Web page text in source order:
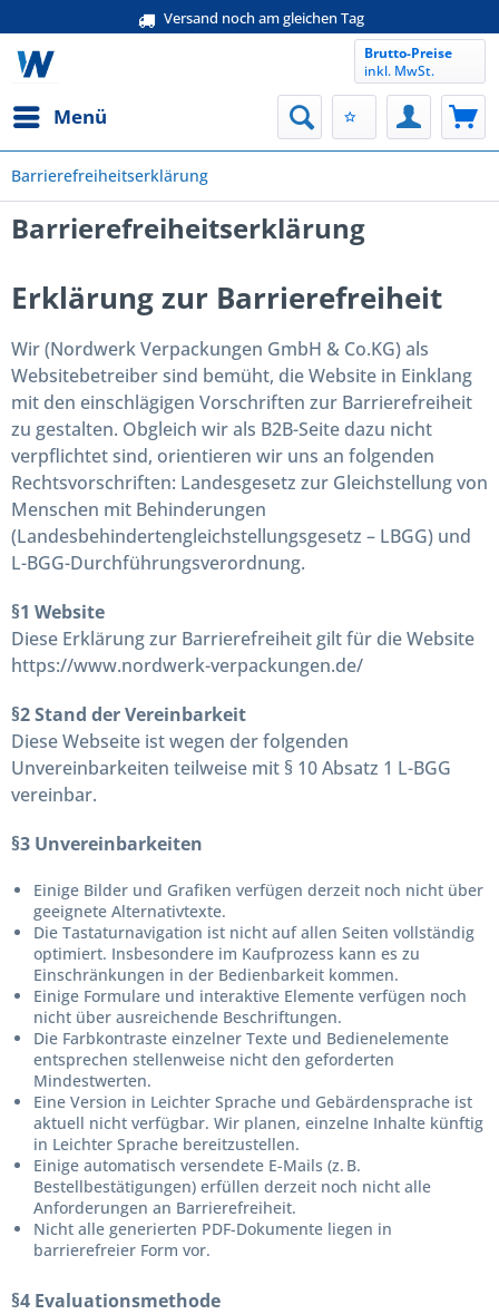
Versand noch am gleichen Tag
Menü
Brutto-Preise
inkl. MwSt.
Barrierefreiheitserklärung
Barrierefreiheitserklärung
Erklärung zur Barrierefreiheit
Wir (Nordwerk Verpackungen GmbH & Co.KG) als
Websitebetreiber sind bemüht, die Website in Einklang
mit den einschlägigen Vorschriften zur Barrierefreiheit
zu gestalten. Obgleich wir als B2B-Seite dazu nicht
verpflichtet sind, orientieren wir uns an folgenden
Rechtsvorschriften: Landesgesetz zur Gleichstellung von
Menschen mit Behinderungen
(Landesbehindertengleichstellungsgesetz – LBGG) und
L-BGG-Durchführungsverordnung.
§1 Website
Diese Erklärung zur Barrierefreiheit gilt für die Website
https://www.nordwerk-verpackungen.de/
§2 Stand der Vereinbarkeit
Diese Webseite ist wegen der folgenden
Unvereinbarkeiten teilweise mit § 10 Absatz 1 L-BGG
vereinbar.
§3 Unvereinbarkeiten
Einige Bilder und Grafiken verfügen derzeit noch nicht über
geeignete Alternativtexte.
Die Tastaturnavigation ist nicht auf allen Seiten vollständig
optimiert. Insbesondere im Kaufprozess kann es zu
Einschränkungen in der Bedienbarkeit kommen.
Einige Formulare und interaktive Elemente verfügen noch
nicht über ausreichende Beschriftungen.
Die Farbkontraste einzelner Texte und Bedienelemente
entsprechen stellenweise nicht den geforderten
Mindestwerten.
Eine Version in Leichter Sprache und Gebärdensprache ist
aktuell nicht verfügbar. Wir planen, einzelne Inhalte künftig
in Leichter Sprache bereitzustellen.
Einige automatisch versendete E-Mails (z. B.
Bestellbestätigungen) erfüllen derzeit noch nicht alle
Anforderungen an Barrierefreiheit.
Nicht alle generierten PDF-Dokumente liegen in
barrierefreier Form vor.
§4 Evaluationsmethode